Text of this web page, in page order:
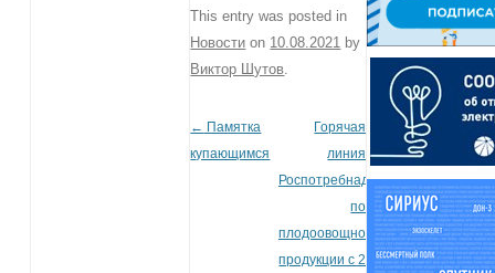
This entry was posted in
Новости on 10.08.2021 by
Виктор Шутов.
Post navigation
← Памятка
купающимся
Горячая
линия
Роспотребнадзора
по
плодоовощной
продукции с 2